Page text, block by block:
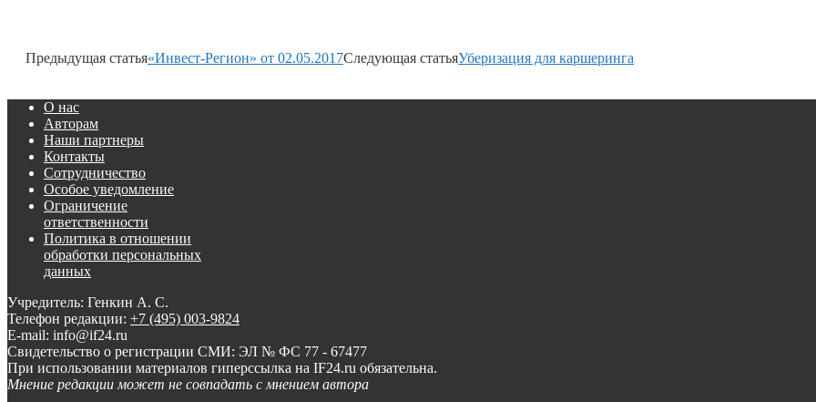
Предыдущая статья«Инвест-Регион» от 02.05.2017Следующая статьяУберизация для каршеринга
О нас
Авторам
Наши партнеры
Контакты
Сотрудничество
Особое уведомление
Ограничение
ответственности
Политика в отношении
обработки персональных
данных
Учредитель: Генкин А. С.
Телефон редакции: +7 (495) 003-9824
E-mail: info@if24.ru
Свидетельство о регистрации СМИ: ЭЛ № ФС 77 - 67477
При использовании материалов гиперссылка на IF24.ru обязательна.
Мнение редакции может не совпадать с мнением автора